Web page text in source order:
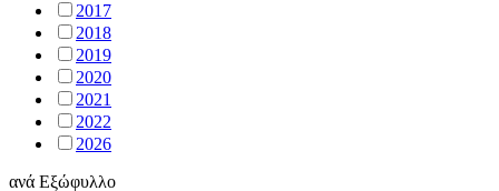
2017
2018
2019
2020
2021
2022
2026
ανά Εξώφυλλο